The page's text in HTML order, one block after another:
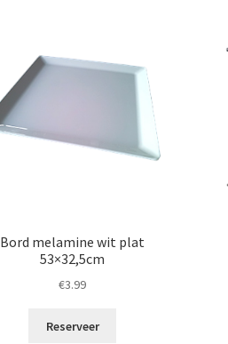
Bord melamine wit plat
53×32,5cm
€3.99
Reserveer